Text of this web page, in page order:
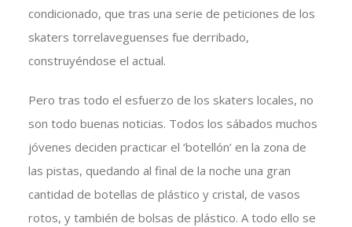
condicionado, que tras una serie de peticiones de los
skaters torrelaveguenses fue derribado,
construyéndose el actual.
Pero tras todo el esfuerzo de los skaters locales, no
son todo buenas noticias. Todos los sábados muchos
jóvenes deciden practicar el ‘botellón’ en la zona de
las pistas, quedando al final de la noche una gran
cantidad de botellas de plástico y cristal, de vasos
rotos, y también de bolsas de plástico. A todo ello se